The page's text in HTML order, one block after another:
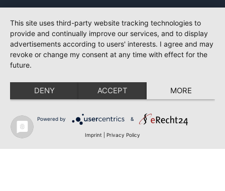
This site uses third-party website tracking technologies to
provide and continually improve our services, and to display
advertisements according to users' interests. I agree and may
revoke or change my consent at any time with effect for the
future.
DENY ACCEPT MORE
Powered by &
Imprint Privacy Policy